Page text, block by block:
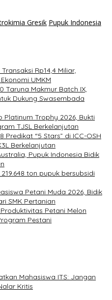
Gresik Pupuk Indonesia
Rp14,4 Miliar,
UMKM
Taruna Makmur Batch IX,
Dukung Swasembada
Platinum Trophy 2026, Bukti
TJSL Berkelanjutan
Predikat “5 Stars” di ICC-OSH
Berkelanjutan
Pupuk Indonesia Bidik
ton pupuk bersubsidi
Petani Muda 2026, Bidik
SMK Pertanian
Petani Melon
Pestani
Mahasiswa ITS: Jangan
Kritis